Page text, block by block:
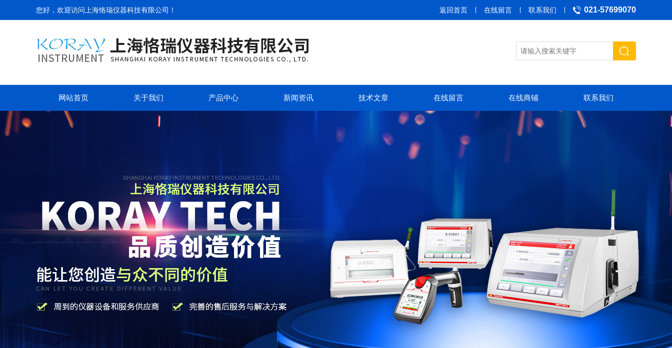
您好，欢迎访问 上海恪瑞仪器科技有限公司 ！ 021-57699070
返回首页 在线留言 联系我们
网站首页 关于我们 产品中心 新闻资讯 技术文章 在线留言 在线商铺 联系我们